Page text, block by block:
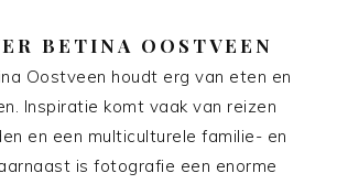
BETINA OOSTVEEN
Oostveen houdt erg van eten en
Inspiratie komt vaak van reizen
en een multiculturele familie- en
is fotografie een enorme